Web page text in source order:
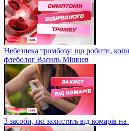
Небезпека тромбозу: що робити, коли
флеболог Василь Мішнев
3 засоби, які захистять від комарів